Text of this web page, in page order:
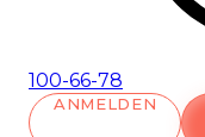
100-66-78
ANMELDEN